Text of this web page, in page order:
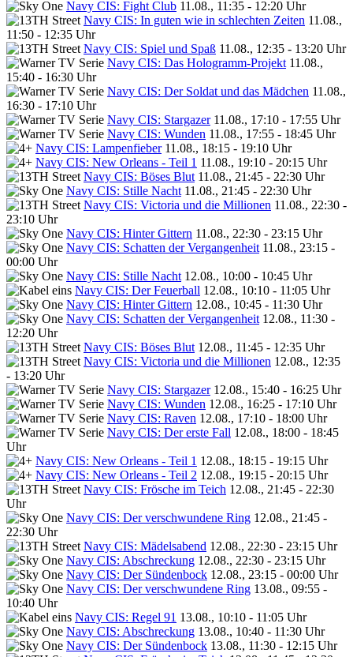
Navy CIS: Fight Club 11.08., 11:35 - 12:20 Uhr
Navy CIS: In guten wie in schlechten Zeiten 11.08.,
11:50 - 12:35 Uhr
Navy CIS: Spiel und Spaß 11.08., 12:35 - 13:20 Uhr
Navy CIS: Das Hologramm-Projekt 11.08.,
15:40 - 16:30 Uhr
Navy CIS: Der Soldat und das Mädchen 11.08.,
16:30 - 17:10 Uhr
Navy CIS: Stargazer 11.08., 17:10 - 17:55 Uhr
Navy CIS: Wunden 11.08., 17:55 - 18:45 Uhr
Navy CIS: Lampenfieber 11.08., 18:15 - 19:10 Uhr
Navy CIS: New Orleans - Teil 1 11.08., 19:10 - 20:15 Uhr
Navy CIS: Böses Blut 11.08., 21:45 - 22:30 Uhr
Navy CIS: Stille Nacht 11.08., 21:45 - 22:30 Uhr
Navy CIS: Victoria und die Millionen 11.08., 22:30 -
23:10 Uhr
Navy CIS: Hinter Gittern 11.08., 22:30 - 23:15 Uhr
Navy CIS: Schatten der Vergangenheit 11.08., 23:15 -
00:00 Uhr
Navy CIS: Stille Nacht 12.08., 10:00 - 10:45 Uhr
Navy CIS: Der Feuerball 12.08., 10:10 - 11:05 Uhr
Navy CIS: Hinter Gittern 12.08., 10:45 - 11:30 Uhr
Navy CIS: Schatten der Vergangenheit 12.08., 11:30 -
12:20 Uhr
Navy CIS: Böses Blut 12.08., 11:45 - 12:35 Uhr
Navy CIS: Victoria und die Millionen 12.08., 12:35
- 13:20 Uhr
Navy CIS: Stargazer 12.08., 15:40 - 16:25 Uhr
Navy CIS: Wunden 12.08., 16:25 - 17:10 Uhr
Navy CIS: Raven 12.08., 17:10 - 18:00 Uhr
Navy CIS: Der erste Fall 12.08., 18:00 - 18:45
Uhr
Navy CIS: New Orleans - Teil 1 12.08., 18:15 - 19:15 Uhr
Navy CIS: New Orleans - Teil 2 12.08., 19:15 - 20:15 Uhr
Navy CIS: Frösche im Teich 12.08., 21:45 - 22:30
Uhr
Navy CIS: Der verschwundene Ring 12.08., 21:45 -
22:30 Uhr
Navy CIS: Mädelsabend 12.08., 22:30 - 23:15 Uhr
Navy CIS: Abschreckung 12.08., 22:30 - 23:15 Uhr
Navy CIS: Der Sündenbock 12.08., 23:15 - 00:00 Uhr
Navy CIS: Der verschwundene Ring 13.08., 09:55 -
10:40 Uhr
Navy CIS: Regel 91 13.08., 10:10 - 11:05 Uhr
Navy CIS: Abschreckung 13.08., 10:40 - 11:30 Uhr
Navy CIS: Der Sündenbock 13.08., 11:30 - 12:15 Uhr